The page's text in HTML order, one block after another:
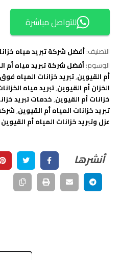
للتواصل مباشرة
التصنيف:أفضل شركة تبريد مياه
الوسوم:أفضل شركة تبريد مياه أم
أم القيوين,تبريد خزانات المياه
الخزان أم القيوين,تبريد مياه
خزانات أم القيوين,خدمات تبريد
تبريد خزانات المياه أم القيوين,
عزل وتبريد خزانات المياه أم القيوين